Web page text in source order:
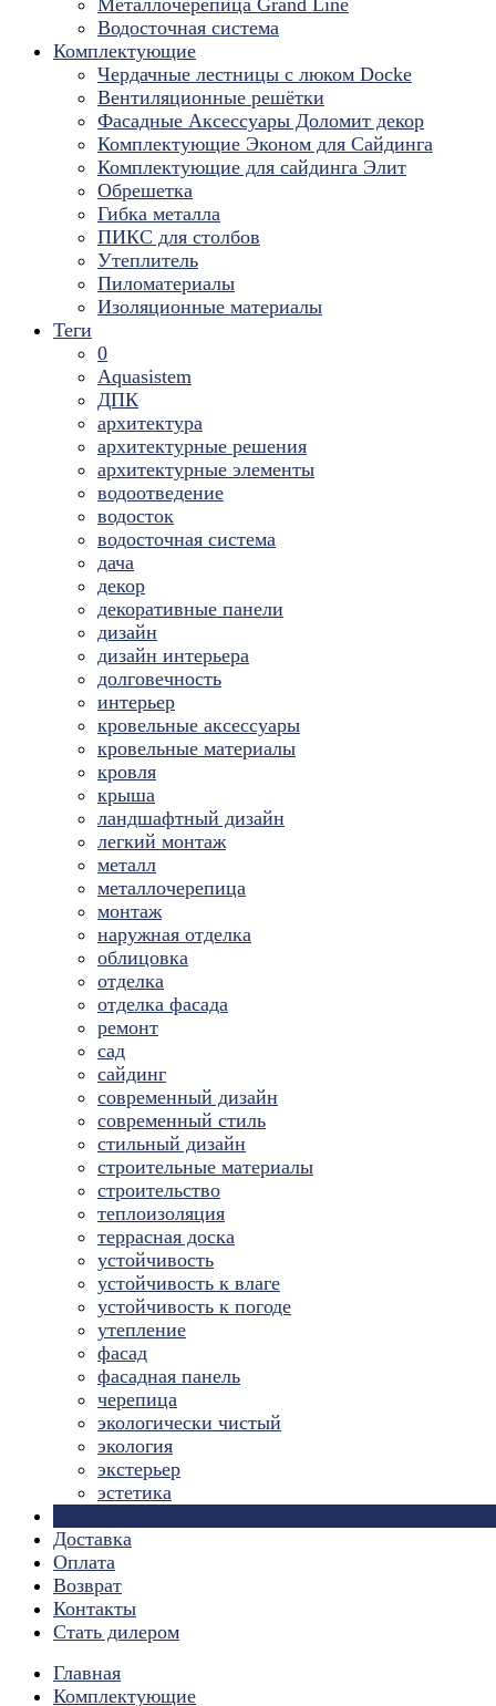
Металлочерепица Grand Line
Водосточная система
Комплектующие
Чердачные лестницы с люком Docke
Вентиляционные решётки
Фасадные Аксессуары Доломит декор
Комплектующие Эконом для Сайдинга
Комплектующие для cайдинга Элит
Обрешетка
Гибка металла
ПИКС для столбов
Утеплитель
Пиломатериалы
Изоляционные материалы
Теги
0
Aquasistem
ДПК
архитектура
архитектурные решения
архитектурные элементы
водоотведение
водосток
водосточная система
дача
декор
декоративные панели
дизайн
дизайн интерьера
долговечность
интерьер
кровельные аксессуары
кровельные материалы
кровля
крыша
ландшафтный дизайн
легкий монтаж
металл
металлочерепица
монтаж
наружная отделка
облицовка
отделка
отделка фасада
ремонт
сад
сайдинг
современный дизайн
современный стиль
стильный дизайн
строительные материалы
строительство
теплоизоляция
террасная доска
устойчивость
устойчивость к влаге
устойчивость к погоде
утепление
фасад
фасадная панель
черепица
экологически чистый
экология
экстерьер
эстетика
Доставка
Оплата
Возврат
Контакты
Стать дилером
Главная
Комплектующие